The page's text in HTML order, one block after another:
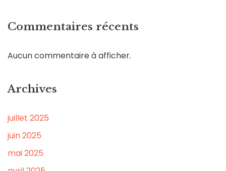
Commentaires récents
Aucun commentaire à afficher.
Archives
juillet 2025
juin 2025
mai 2025